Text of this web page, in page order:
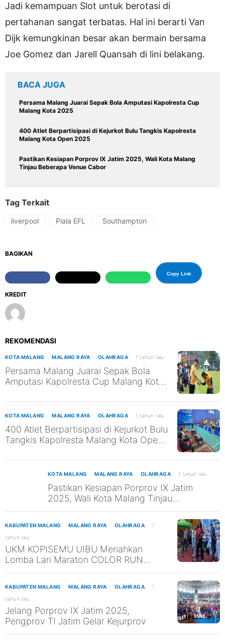
Jadi kemampuan Slot untuk berotasi di
pertahanan sangat terbatas. Hal ini berarti Van
Dijk kemungkinan besar akan bermain bersama
Joe Gomez dan Jarell Quansah di lini belakang.
BACA JUGA
Persama Malang Juarai Sepak Bola Amputasi Kapolresta Cup
Malang Kota 2025
400 Atlet Berpartisipasi di Kejurkot Bulu Tangkis Kapolresta
Malang Kota Open 2025
Pastikan Kesiapan Porprov IX Jatim 2025, Wali Kota Malang
Tinjau Beberapa Venue Cabor
Tag Terkait
liverpool Piala EFL Southampton
KREDIT
BAGIKAN
Copy Link
REKOMENDASI
KOTA MALANG MALANG RAYA OLAHRAGA 1 tahun lalu
Persama Malang Juarai Sepak Bola
Amputasi Kapolresta Cup Malang Kota
KOTA MALANG MALANG RAYA OLAHRAGA 1 tahun lalu
400 Atlet Berpartisipasi di Kejurkot Bulu
Tangkis Kapolresta Malang Kota Open
KOTA MALANG MALANG RAYA OLAHRAGA 1 tahun lalu
Pastikan Kesiapan Porprov IX Jatim
2025, Wali Kota Malang Tinjau
Beberapa Venue Cabor
KABUPATEN MALANG MALANG RAYA OLAHRAGA
1
tahun lalu
UKM KOPISEMU UIBU Meriahkan
Lomba Lari Maraton COLOR RUN
SMANESI 2025
KABUPATEN MALANG MALANG RAYA OLAHRAGA
1
tahun lalu
Jelang Porprov IX Jatim 2025,
Pengprov TI Jatim Gelar Kejurprov